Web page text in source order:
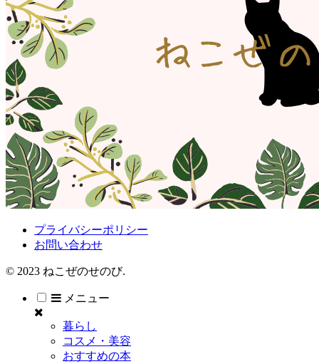
プライバシーポリシー
お問い合わせ
© 2023 ねこぜのせのび.
メニュー
暮らし
コスメ・美容
おすすめの本